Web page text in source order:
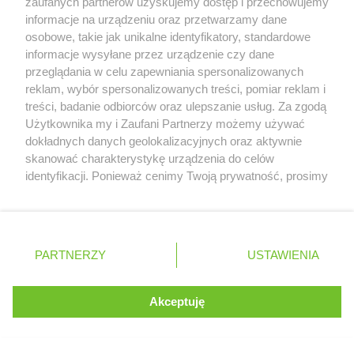
Bahrajn 19.02
Bahrajn 20.02
ZEA 08.12
Wszystkie testy
Serwis internetowy, z którego korzystasz, używa plików
cookies. Są to pliki instalowane w urządzeniach
końcowych osób korzystających z serwisu, w celu
administrowania serwisem, poprawy jakości
Dowiedz się więcej o naszej polityce
ROZUMIEM
informacje na urządzeniu oraz przetwarzamy dane
osobowe, takie jak unikalne identyfikatory, standardowe
informacje wysyłane przez urządzenie czy dane
przeglądania w celu zapewniania spersonalizowanych
reklam, wybór spersonalizowanych treści, pomiar reklam i
treści, badanie odbiorców oraz ulepszanie usług. Za zgodą
Użytkownika my i Zaufani Partnerzy możemy używać
dokładnych danych geolokalizacyjnych oraz aktywnie
skanować charakterystykę urządzenia do celów
identyfikacji. Ponieważ cenimy Twoją prywatność, prosimy
prywatności znajdujący się w lewym dolnym rogu strony
. Niektóre rodzaje przetwarzania danych nie wymagają
takiemu przetwarzaniu. Preferencje będą miały
zastosowania tylko na tej witrynie.
PARTNERZY USTAWIENIA
Akceptuję